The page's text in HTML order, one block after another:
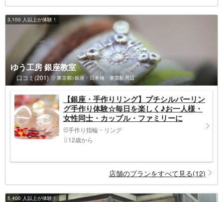
3,100 人以上が体験！
ゆう工房 銀座教室
口コミ(201) 東京都>銀座・日本橋・東京駅周辺
【銀座・手作りリング】プチシルバーリン
グ手作り体験☆毎日を楽しく♪お一人様・
女性同士・カップル・ファミリーに
手作り指輪・リング
12歳から
店舗のプランをすべて見る(12)
5,400 人以上が体験！